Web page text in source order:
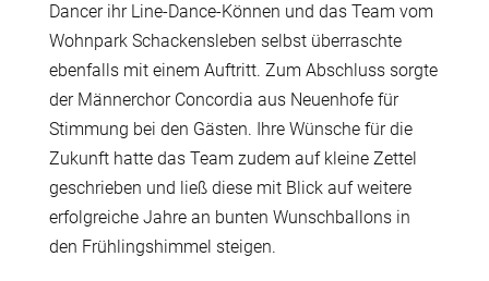
Dancer ihr Line-Dance-Können und das Team vom
Wohnpark Schackensleben selbst überraschte
ebenfalls mit einem Auftritt. Zum Abschluss sorgte
der Männerchor Concordia aus Neuenhofe für
Stimmung bei den Gästen. Ihre Wünsche für die
Zukunft hatte das Team zudem auf kleine Zettel
geschrieben und ließ diese mit Blick auf weitere
erfolgreiche Jahre an bunten Wunschballons in
den Frühlingshimmel steigen.